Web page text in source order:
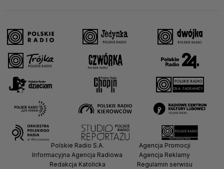
Polskie Radio S.A.
Informacyjna Agencja Radiowa
Redakcja Katolicka
Agencja Promocji
Agencja Reklamy
Regulamin serwisu